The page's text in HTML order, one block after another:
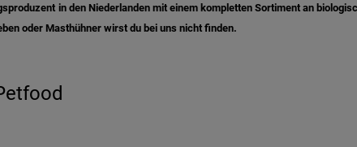
in den Niederlanden mit einem kompletten Sortiment an
oder Masthühner wirst du bei uns nicht finden.